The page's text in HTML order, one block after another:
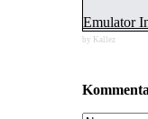
Emulator
by Kallez